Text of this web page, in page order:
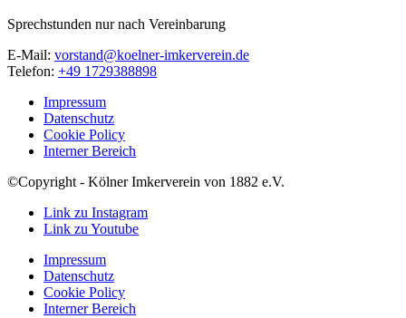
Sprechstunden nur nach Vereinbarung
E-Mail: vorstand@koelner-imkerverein.de
Telefon: +49 1729388898
Impressum
Datenschutz
Cookie Policy
Interner Bereich
©Copyright - Kölner Imkerverein von 1882 e.V.
Link zu Instagram
Link zu Youtube
Impressum
Datenschutz
Cookie Policy
Interner Bereich